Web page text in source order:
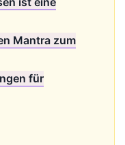
Mantra zum
für